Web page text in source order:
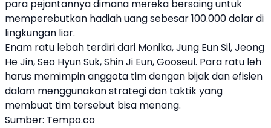
para pejantannya dimana mereka bersaing untuk
memperebutkan hadiah uang sebesar 100.000 dolar di
lingkungan liar.
Enam ratu lebah terdiri dari Monika, Jung Eun Sil, Jeong
He Jin, Seo Hyun Suk, Shin Ji Eun, Gooseul. Para ratu leh
harus memimpin anggota tim dengan bijak dan efisien
dalam menggunakan strategi dan taktik yang
membuat tim tersebut bisa menang.
Sumber: Tempo.co